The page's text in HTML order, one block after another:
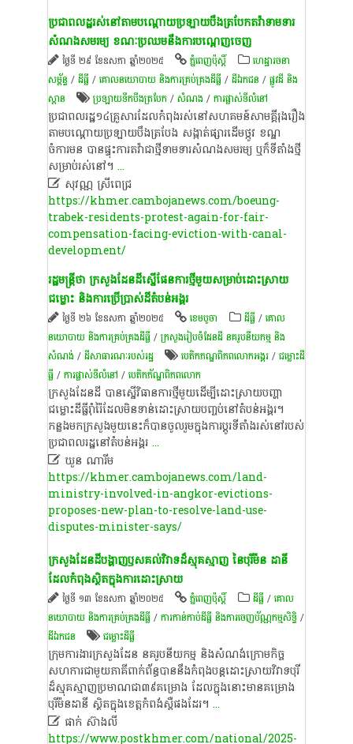
ប្រជាពល​ដ្ឋរស់នៅតាម​បណ្ដោយប្រឡាយ​បឹង​ត្របែកតវ៉ាទាមទារ
សំណង​សមរម្យ ខណៈ​ប្រឈម​នឹង​ការបណ្ដេញ​ចេញ​
ថ្ងៃទី ២៩ ខែឧសភា ឆ្នាំ២០២៥ ភ្នំពេញប៉ុស្តិ៍
ហេដ្ឋារចនា
សម្ព័ន្ធ /ដីធ្លី/គោលនយោបាយ និង​ការគ្រប់គ្រង​ដីធ្លី/ដីឯកជន /ផ្លូវដី និង
ស្ពាន
ប្រឡាយ​ទឹក​បឹង​ត្របែក​/សំណង /ការផ្លាស់ទីលំនៅ
ប្រជាពល​រដ្ឋ​១៤គ្រួសារ​ដែល​កំពុង​រស់នៅ​សហគមន៍​សាមគ្គីរុងរឿង
តាម​បណ្ដោយ​ប្រឡាយ​បឹង​ត្របែង សង្កាត់​ផ្សារ​ដើម​ថ្កូវ ខណ្ឌ​
ចំការមន បាន​ផ្ទុះ​ការ​តវ៉ា​ជាថ្មី​ទាមទារ​​សំណង​សមរម្យ ឬ​ក៏ទី​តាំង​ថ្មី
សម្រាប់​រស់​នៅ។ ...
សុវណ្ណ ស្រីពេជ្រ
https://khmer.cambojanews.com/boeung-
trabek-residents-protest-again-for-fair-
compensation-facing-eviction-with-canal-
development/
រដ្ឋមន្ត្រី​ថា ក្រ​សួង​ដែនដីស្នើផែនការថ្មីមួយ​សម្រាប់ដោះស្រាយ
ជម្លោះ និង​ការប្រើប្រាស់​ដីតំបន់​អង្គរ
ថ្ងៃទី ២៦ ខែឧសភា ឆ្នាំ២០២៥ ខេ​ម​បូ​ចា ដីធ្លី/គោល
នយោបាយ និង​ការគ្រប់គ្រង​ដីធ្លី/ក្រសួងរៀបចំដែនដី នគរូបនីយកម្ម និង
សំណង់ /ដីសាធារណៈរបស់រដ្ឋ បេតិកភណ្ឌ​ពិភពលោក​អង្គរ​/ជម្លោះ​ដី
ធ្លី/ការផ្លាស់ទីលំនៅ /បេតិកភ័ណ្ឌពិភពលោក
ក្រ​សួង​ដែន​ដី បាន​ស្នើ​វិធានការ​ថ្មី​មួយ​ដើម្បី​ដោះស្រាយ​បញ្ហា​
ជម្លោះ​ដី​ធ្លី​រ៉ាំរ៉ៃ​ដែល​មិន​ទាន់​ដោះស្រាយបញ្ចប់​នៅ​តំបន់​អង្គរ​។ ​
កន្លង​មក​ក្រ​សួង​មួយ​នេះ​ក៏​បាន​ចូល​រួម​ក្នុង​ការ​ប្ដូរទីតាំង​រស់​នៅ​របស់​
ប្រជា​ពល​រដ្ឋ​នៅ​តំបន់​អង្គរ ...
ឃួន ណារីម​
https://khmer.cambojanews.com/land-
ministry-involved-in-angkor-evictions-
proposes-new-plan-to-resolve-land-use-
disputes-minister-says/
ក្រសួងដែនដីបង្ហាញឫសគល់វិវាទដ៏ស្មុគស្មាញ នៃបុរីម៉ន ដានី
ដែលកំពុងស្ថិតក្នុងការដោះស្រាយ
ថ្ងៃទី ១៣ ខែឧសភា ឆ្នាំ២០២៥ ភ្នំពេញប៉ុស្តិ៍ ដីធ្លី/គោល
នយោបាយ និង​ការគ្រប់គ្រង​ដីធ្លី/ការកាន់កាប់​ដីធ្លី និង​ការចេញ​ប័ណ្ណកម្មសិទ្ធិ​/
ដីឯកជន
ជម្លោះ​ដីធ្លី
ក្រុមការងារក្រសួងដែន នគរូបនីយកម្ម និងសំណង់ក្រោមកិច្ច
សហការជាមួយភាគីពាក់ព័ន្ធបាននឹងកំពុងបន្ត​ដោះស្រា​យ​វិវា​ទ​បុ​រី​
ដ៏ស្មុគស្មាញប្រមាណជា៣៩គម្រោង ដែលក្នុងនោះមានគម្រោង
បុរីម៉នដានី ស្ថិតក្នុង​ខេត្ត​កំព​ង់ស្ពឺ​ផ​ងដែ​រ។​ ...
ផាក់ ស៊ាងលី
https://www.postkhmer.com/national/2025-